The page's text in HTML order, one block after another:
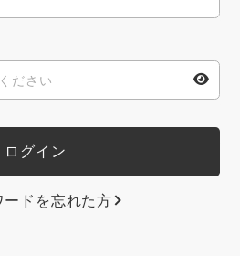
ードを忘れた方